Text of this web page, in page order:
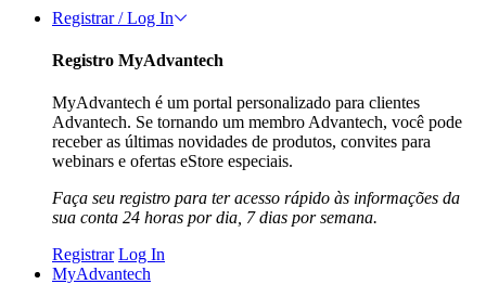
Registrar / Log In
Registro MyAdvantech
MyAdvantech é um portal personalizado para clientes
Advantech. Se tornando um membro Advantech, você pode
receber as últimas novidades de produtos, convites para
webinars e ofertas eStore especiais.
Faça seu registro para ter acesso rápido às informações da
sua conta 24 horas por dia, 7 dias por semana.
Registrar Log In
MyAdvantech